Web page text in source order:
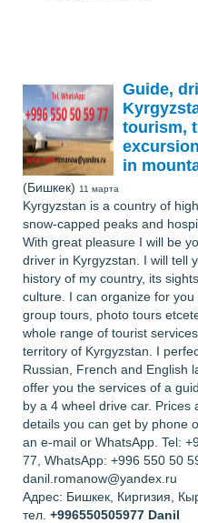
Guide,
tourism,
in
(Бишкек) 11 марта
Kyrgyzstan is a country of
snow-capped peaks and
With great pleasure I will be
driver in Kyrgyzstan. I will tell
history of my country, its
culture. I can organize for you
group tours, photo tours
whole range of tourist
territory of Kyrgyzstan. I
Russian, French and English
offer you the services of a
by a 4 wheel drive car. Prices
details you can get by phone
an e-mail or WhatsApp. Tel:
77, WhatsApp: +996 550 50
danil.romanow@yandex.ru
Адрес: Бишкек, Киргизия,
тел. +996550505977 Danil